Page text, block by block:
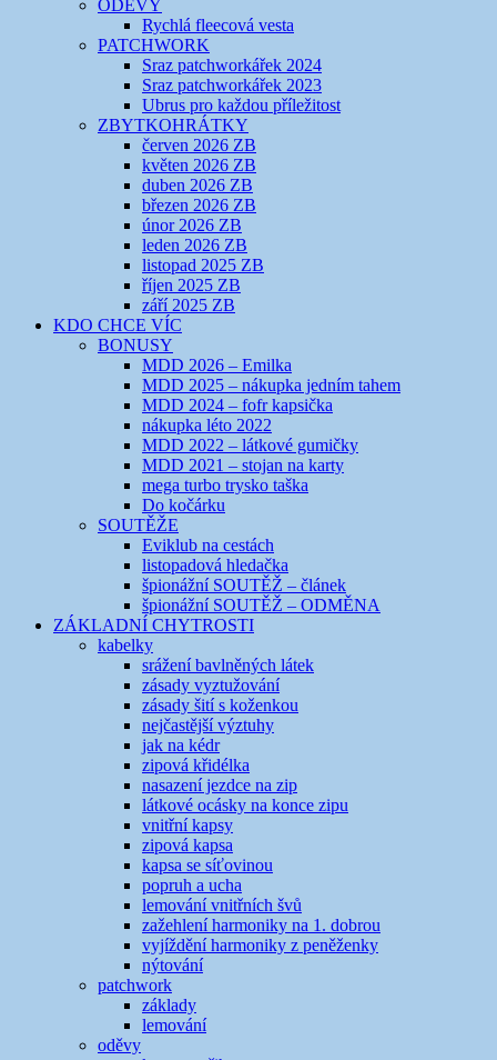
ODĚVY
Rychlá fleecová vesta
PATCHWORK
Sraz patchworkářek 2024
Sraz patchworkářek 2023
Ubrus pro každou příležitost
ZBYTKOHRÁTKY
červen 2026 ZB
květen 2026 ZB
duben 2026 ZB
březen 2026 ZB
únor 2026 ZB
leden 2026 ZB
listopad 2025 ZB
říjen 2025 ZB
září 2025 ZB
KDO CHCE VÍC
BONUSY
MDD 2026 – Emilka
MDD 2025 – nákupka jedním tahem
MDD 2024 – fofr kapsička
nákupka léto 2022
MDD 2022 – látkové gumičky
MDD 2021 – stojan na karty
mega turbo trysko taška
Do kočárku
SOUTĚŽE
Eviklub na cestách
listopadová hledačka
špionážní SOUTĚŽ – článek
špionážní SOUTĚŽ – ODMĚNA
ZÁKLADNÍ CHYTROSTI
kabelky
srážení bavlněných látek
zásady vyztužování
zásady šití s koženkou
nejčastější výztuhy
jak na kédr
zipová křidélka
nasazení jezdce na zip
látkové ocásky na konce zipu
vnitřní kapsy
zipová kapsa
kapsa se síťovinou
popruh a ucha
lemování vnitřních švů
zažehlení harmoniky na 1. dobrou
vyjíždění harmoniky z peněženky
nýtování
patchwork
základy
lemování
oděvy